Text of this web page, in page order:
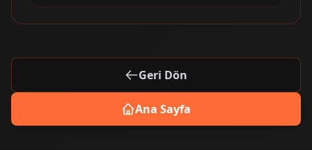
Geri Dön
Ana Sayfa